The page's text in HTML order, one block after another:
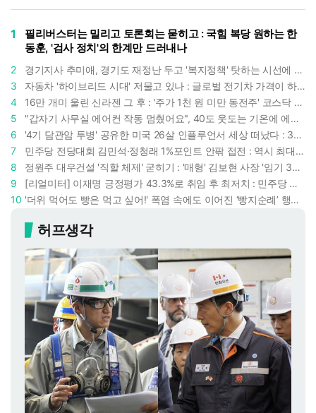
1
필리버스터는 밀리고 토론회는 묻히고 : 국힘 복당 원하는 한
동훈, '검사 정치'의 한계만 드러내나
2
경기지사 추미애, 경기도 재정난 두고 '복지정책' 탓하는 시선에 정면 반박 : "고령자와 아이 인구 급증"
3
자동차 '하이브리드 시대' 저물고 있나 : 글로벌 전기차 가격이 하이브리드 차보다 낮아졌다
4
16만 개미 울린 신라젠 그 후 : '주가 1천 원 미만 동전주' 코스닥 38곳 코스피 10곳, 총 48곳 이르렀다
5
"갑자기 사무실 에어컨 작동 멈췄어요", 40도 웃도는 기온에 에어컨도 숨이 찬다
6
'4기 담관암 투병' 공유한 미국 26살 인플루언서 세상 떠났다 : 3년간 보여준 희망과 용기
7
민주당 전당대회 김민석·정청래 1%포인트 안팎 접전 : 역시 최대 승부처는 호남과 수도권
8
정원주 대우건설 '직할 체제' 굳히기 : '매형' 김보현 사장 '임기 3년' 받고 4개월 만에 물러났다
9
[리얼미터] 이재명 긍정평가 43.3%로 취임 후 최저치 : 민주당 지지도보다 대통령 지지율 낮아졌다
10
'더위 먹어도 빵은 먹고 싶어!' 폭염 속에도 이어진 ‘빵지순례’ 행렬 : 성심당이 대기 손님 위해 준비한 것들
허프생각